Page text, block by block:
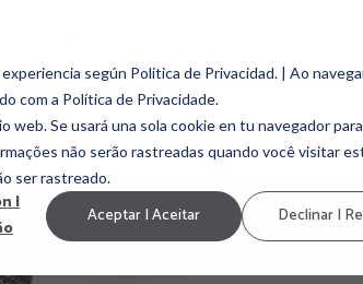
según Politica de Privacidad. | Ao
com a Política de Privacidade.
Se usará una sola cookie en tu navegador
não serão rastreadas quando você visitar
ser rastreado.
|
Aceptar | Aceitar Declinar |
ENGAGEMENT EMPLOYEE EXPERIENCE